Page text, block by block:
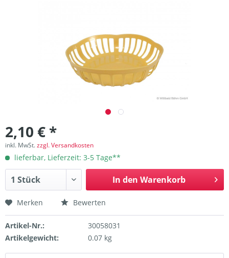
2,10 € *
inkl. MwSt.zzgl. Versandkosten
lieferbar, Lieferzeit: 3-5 Tage**
In den Warenkorb
Merken Bewerten
Artikel-Nr.:
30058031
Artikelgewicht:
0.07 kg